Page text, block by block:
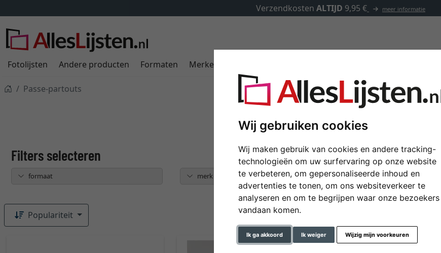
Wij gebruiken cookies
Wij maken gebruik van cookies en andere tracking-
technologieën om uw surfervaring op onze website
te verbeteren, om gepersonaliseerde inhoud en
advertenties te tonen, om ons websiteverkeer te
analyseren en om te begrijpen waar onze bezoekers
vandaan komen.
Ik ga akkoord Ik weiger Wijzig mijn voorkeuren
✓500.000 artikelen om
Fotolijsten Andere producten Formaten Merken
Passe-partouts
Passe-partouts
formaat merk kleur
Populariteit